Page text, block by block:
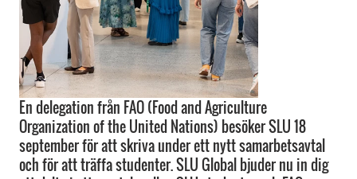
En delegation från FAO (Food and Agriculture
Organization of the United Nations) besöker SLU 18
september för att skriva under ett nytt samarbetsavtal
och för att träffa studenter. SLU Global bjuder nu in dig